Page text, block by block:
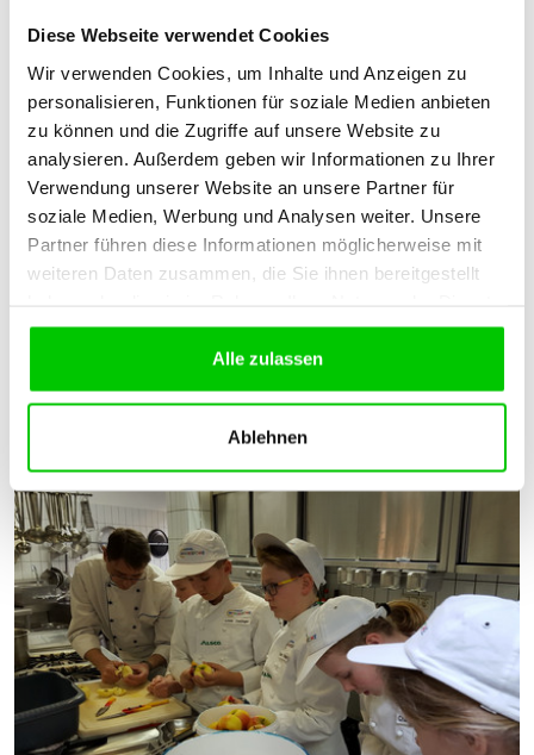
Diese Webseite verwendet Cookies
Wir verwenden Cookies, um Inhalte und Anzeigen zu
personalisieren, Funktionen für soziale Medien anbieten
zu können und die Zugriffe auf unsere Website zu
analysieren. Außerdem geben wir Informationen zu Ihrer
Verwendung unserer Website an unsere Partner für
soziale Medien, Werbung und Analysen weiter. Unsere
Partner führen diese Informationen möglicherweise mit
weiteren Daten zusammen, die Sie ihnen bereitgestellt
gesammelt haben.
Alle zulassen
Ablehnen
Wir kochen das
13.04.2016
Europa Miniköche Berlin
Miniköche kochen mit Schülerinnen einer